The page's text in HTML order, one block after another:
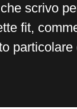
scrivo
fit,